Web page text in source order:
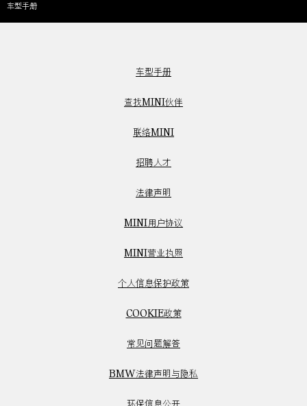
车型手册
车型手册
查找MINI伙伴
联络MINI
招聘人才
法律声明
MINI用户协议
MINI营业执照
个人信息保护政策
COOKIE政策
常见问题解答
BMW法律声明与隐私
环保信息公开